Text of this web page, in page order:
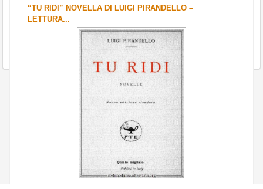
“TU RIDI” NOVELLA DI LUIGI PIRANDELLO –
LETTURA...